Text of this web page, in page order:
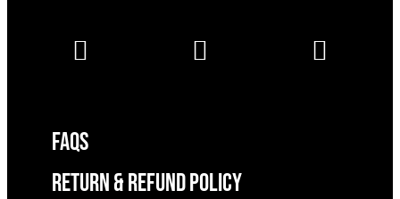
FAQS
RETURN & REFUND POLICY